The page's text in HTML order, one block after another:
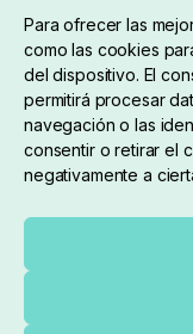
Para ofrecer las
como las cookies
del dispositivo. El
permitirá procesar
navegación o las
consentir o retirar el
negativamente a
Sobre